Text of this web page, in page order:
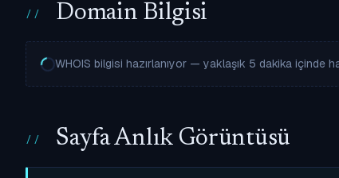
Domain Bilgisi
WHOIS bilgisi hazırlanıyor — yaklaşık 5 dakika içinde
Sayfa Anlık Görüntüsü